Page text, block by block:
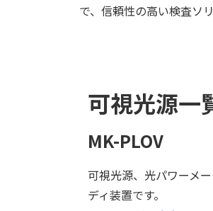
で、信頼性の高い検査ソ
可視光源一
MK-PLOV
可視光源、光パワーメ
ディ装置です。